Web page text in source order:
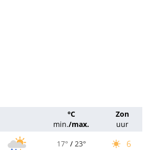
°C
min./max.
Zon
uur
17° / 23° 6